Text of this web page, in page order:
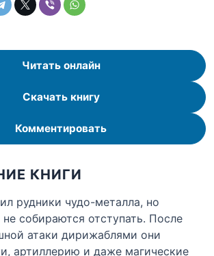
Читать онлайн
Скачать книгу
Комментировать
КНИГИ
рудники чудо-металла, но
собираются отступать. После
атаки дирижаблями они
артиллерию и даже магические